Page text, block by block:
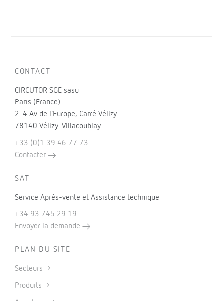
CONTACT
CIRCUTOR SGE sasu
Paris (France)
2-4 Av de l’Europe, Carré Vélizy
78140 Vélizy-Villacoublay
+33 (0)1 39 46 77 73
Contacter
SAT
Service Après-vente et Assistance technique
+34 93 745 29 19
Envoyer la demande
PLAN DU SITE
Secteurs
Produits